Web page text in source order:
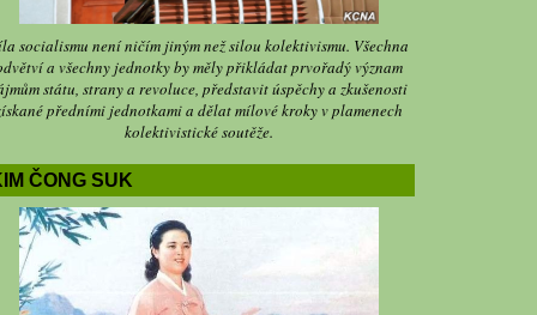
socialismu není ničím jiným než silou kolektivismu. Všechna
a všechny jednotky by měly přikládat prvořadý význam
státu, strany a revoluce, představit úspěchy a zkušenosti
předními jednotkami a dělat mílové kroky v plamenech
kolektivistické soutěže.
ČONG SUK